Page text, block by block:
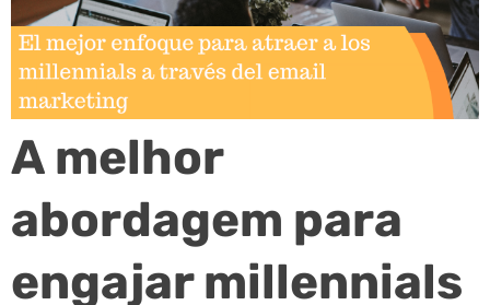
A melhor
abordagem para
engajar millennials